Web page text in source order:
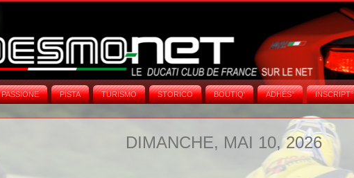
PASSIONE PISTA TURISMO STORICO BOUTIQ' ADHÉS° INSCRIPT°
DIMANCHE, MAI 10, 2026